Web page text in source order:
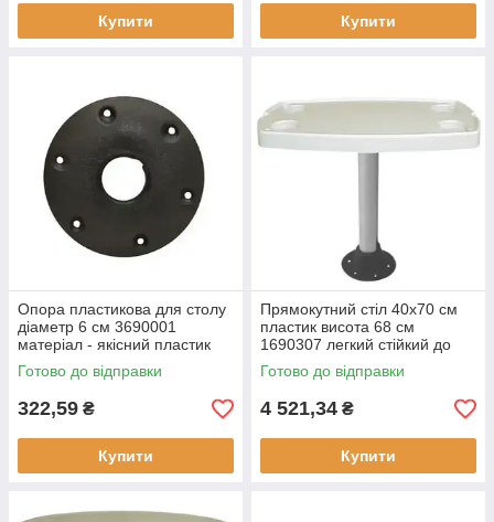
Купити Купити
Опора пластиковa для столу
діаметр 6 см 3690001
матеріал - якісний пластик
стійка легкий монтаж
Готово до відправки
322,59 ₴
Купити
Прямокутний стіл 40x70 см
пластик висота 68 см
1690307 легкий стійкий до
пошкоджень
Готово до відправки
4 521,34 ₴
Купити